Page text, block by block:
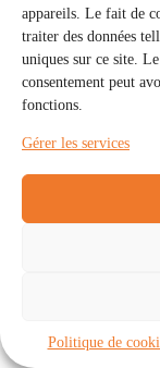
appareils. Le fait de
traiter des données
uniques sur ce site.
consentement peut
fonctions.
Gérer les services
Politique de